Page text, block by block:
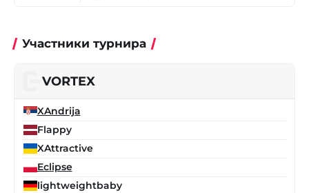
Участники турнира
VORTEX
XAndrija
Flappy
XAttractive
Eclipse
lightweightbaby